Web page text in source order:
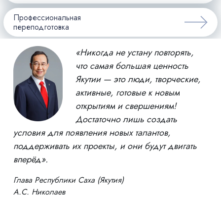
Профессиональная
переподготовка
«Никогда не устану повторять,
что самая большая ценность
Якутии — это люди, творческие,
активные, готовые к новым
открытиям и свершениям!
Достаточно лишь создать
условия для появления новых талантов,
поддерживать их проекты, и они будут двигать
вперёд».
Глава Республики Саха (Якутия)
А.С. Николаев